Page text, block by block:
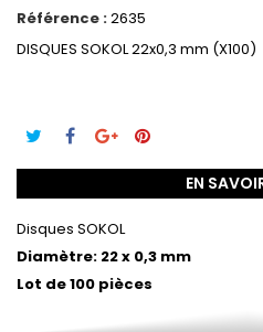
Référence :2635
DISQUES SOKOL 22x0,3 mm (X100)
EN
Disques SOKOL
Diamètre: 22 x 0,3 mm
Lot de 100 pièces